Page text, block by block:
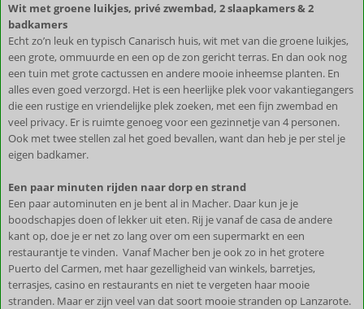
Wit met groene luikjes, privé zwembad, 2 slaapkamers & 2
badkamers
Echt zo’n leuk en typisch Canarisch huis, wit met van die groene luikjes,
een grote, ommuurde en een op de zon gericht terras. En dan ook nog
een tuin met grote cactussen en andere mooie inheemse planten. En
alles even goed verzorgd. Het is een heerlijke plek voor vakantiegangers
die een rustige en vriendelijke plek zoeken, met een fijn zwembad en
veel privacy. Er is ruimte genoeg voor een gezinnetje van 4 personen.
Ook met twee stellen zal het goed bevallen, want dan heb je per stel je
eigen badkamer.
Een paar minuten rijden naar dorp en strand
Een paar autominuten en je bent al in Macher. Daar kun je je
boodschapjes doen of lekker uit eten. Rij je vanaf de casa de andere
kant op, doe je er net zo lang over om een supermarkt en een
restaurantje te vinden. Vanaf Macher ben je ook zo in het grotere
Puerto del Carmen, met haar gezelligheid van winkels, barretjes,
terrasjes, casino en restaurants en niet te vergeten haar mooie
stranden. Maar er zijn veel van dat soort mooie stranden op Lanzarote.